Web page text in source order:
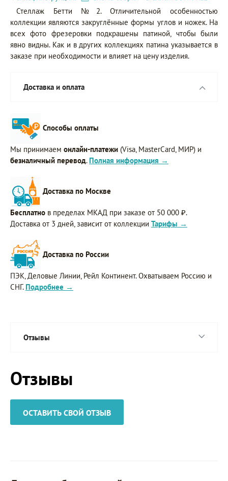
Стеллаж Бетти №2. Отличительной особенностью
коллекции являются закруглённые формы углов и ножек. На
всех фото фрезеровки подкрашены патиной, чтобы были
явно видны. Как и в других коллекциях патина указывается в
заказе при необходимости и влияет на цену изделия.
Доставка и оплата
Способы оплаты
Мы принимаем онлайн-платежи (Visa, MasterCard, МИР) и
безналичный перевод. Полная информация →
Доставка по Москве
Бесплатно в пределах МКАД при заказе от 50 000 ₽.
Доставка от 3 дней, зависит от коллекции Тарифы →
Доставка по России
ПЭК, Деловые Линии, Рейл Континент. Охватываем Россию и
СНГ. Подробнее →
Отзывы
Отзывы
ОСТАВИТЬ СВОЙ ОТЗЫВ